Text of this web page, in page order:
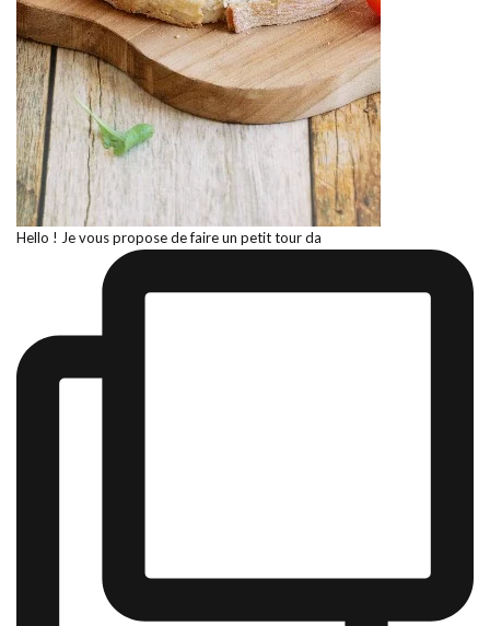
Hello ! Je vous propose de faire un petit tour da